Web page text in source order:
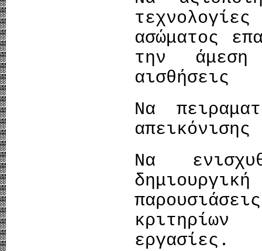
ασώματος
την
αισθήσεις
Να
απεικόνισης
Να
εργασίες.